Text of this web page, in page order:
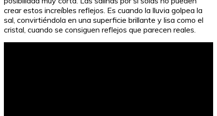
crear estos increíbles reflejos. Es cuando la lluvia golpea la
sal, convirtiéndola en una superficie brillante y lisa como el
cristal, cuando se consiguen reflejos que parecen reales.